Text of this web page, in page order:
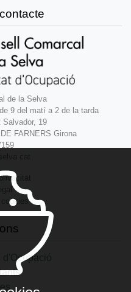
de la Selva
9 del matí a 2 de la tarda
Salvador, 19
FARNERS Girona
cookies